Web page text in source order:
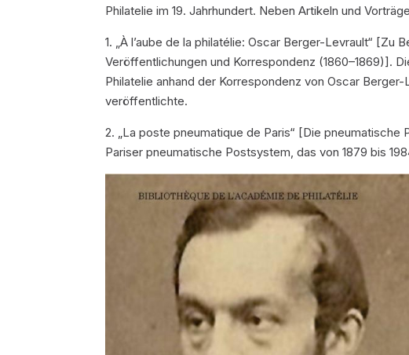
Philatelie im 19. Jahrhundert. Neben Artikeln und
1. „À l’aube de la philatélie: Oscar Berger-Levrault“ [Zu
Veröffentlichungen und Korrespondenz (1860–1869)].
Philatelie anhand der Korrespondenz von Oscar
veröffentlichte.
2. „La poste pneumatique de Paris“ [Die
Pariser pneumatische Postsystem, das von 1879 bis